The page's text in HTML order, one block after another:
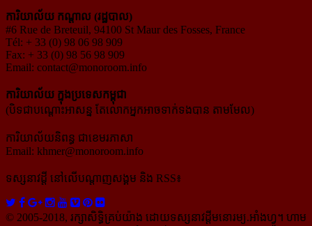
ការិយាល័យ កណ្ដាល (រដ្ឋបាល)
#6 Rue de Breteuil, 94100 St Maur des Fosses, France
Tél: + 33 (0) 98 06 98 909
Fax: + 33 (0) 98 56 98 909
Email: contact@monoroom.info
ការិយាល័យ ក្នុង​ប្រទេស​កម្ពុជា
(បិទជាបណ្ដោះអាសន្ន តែលោកអ្នកអាចទាក់ទងបាន តាមមែល)
ការិយាល័យនិពន្ធ ជាខេមរភាសា
Email: khmer@monoroom.info
ទស្សនាវដ្ដី​ នៅលើបណ្ដាញសង្គម និង RSS៖
© 2005-2018, រក្សាសិទ្ធិគ្រប់យ៉ាង ដោយទស្សនាវដ្ដី​មនោរម្យ.អាំងហ្វូ។ ហាម​